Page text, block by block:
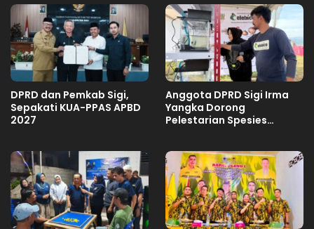
DPRD dan Pemkab Sigi,
Sepakati KUA-PPAS APBD
2027
Anggota DPRD Sigi Irma
Yangka Dorong
Pelestarian Spesies